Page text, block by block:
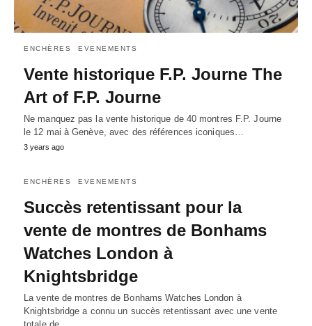
ENCHÈRES EVENEMENTS
Vente historique F.P. Journe The
Art of F.P. Journe
Ne manquez pas la vente historique de 40 montres F.P. Journe
le 12 mai à Genève, avec des références iconiques…
3 years ago
ENCHÈRES EVENEMENTS
Succès retentissant pour la
vente de montres de Bonhams
Watches London à
Knightsbridge
La vente de montres de Bonhams Watches London à
Knightsbridge a connu un succès retentissant avec une vente